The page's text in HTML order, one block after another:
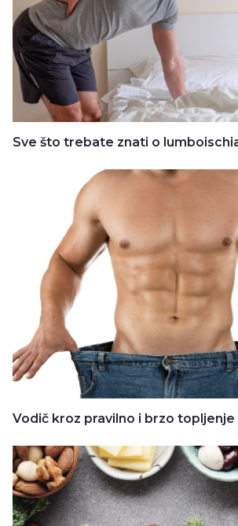
Sve što trebate znati o
Vodič kroz pravilno i brzo topljenje